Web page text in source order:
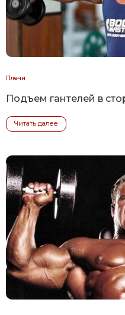
Плечи
Подъем гантелей в
Читать далее